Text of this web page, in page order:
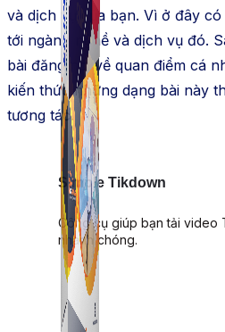
Simple Tikdown
Công cụ giúp bạn tải video
nhanh chóng.
và dịch vụ của bạn. Vì ở đây
tới ngành nghề và dịch vụ đó.
bài đăng nói về quan điểm cá
kiến thức những dạng bài này
tương tác.